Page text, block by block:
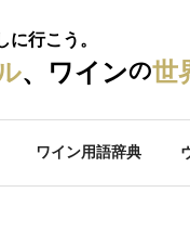
に行こう。
、ワインの世
ワイン用語辞典